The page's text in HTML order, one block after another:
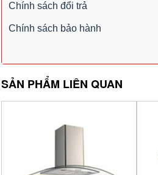
Chính sách đổi trả
Chính sách bảo hành
SẢN PHẨM LIÊN QUAN